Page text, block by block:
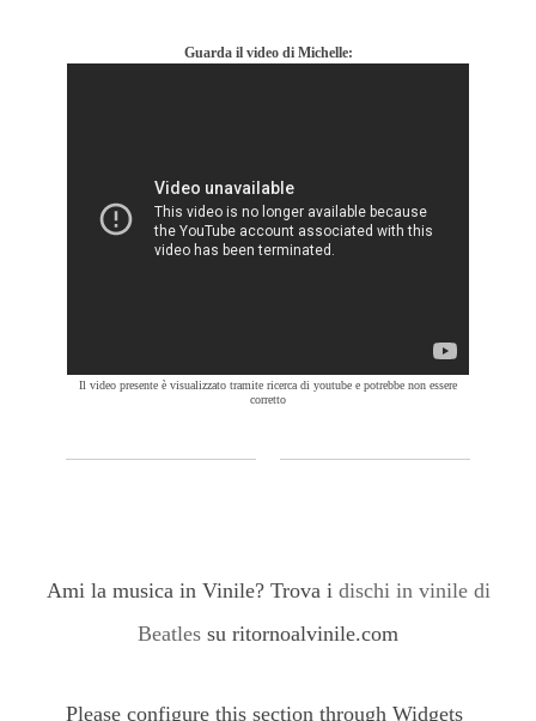
Guarda il video di Michelle:
Il video presente è visualizzato tramite ricerca di youtube e potrebbe non essere
corretto
Ami la musica in Vinile? Trova i dischi in vinile di
Beatles su ritornoalvinile.com
Please configure this section through Widgets